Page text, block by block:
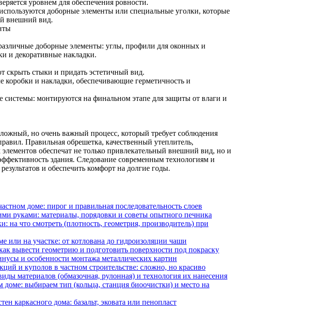
уровнем для обеспечения ровности.
доборные элементы или специальные уголки, которые
внешний вид.
доборные элементы: углы, профили для оконных и
и декоративные накладки.
стыки и придать эстетичный вид.
коробки и накладки, обеспечивающие герметичность и
монтируются на финальном этапе для защиты от влаги и
но очень важный процесс, который требует соблюдения
Правильная обрешетка, качественный утеплитель,
обеспечат не только привлекательный внешний вид, но и
здания. Следование современным технологиям и
и обеспечить комфорт на долгие годы.
доме: пирог и правильная последовательность слоев
руками: материалы, порядовки и советы опытного печника
на что смотреть (плотность, геометрия, производитель) при
или на участке: от котлована до гидроизоляции чаши
вывести геометрию и подготовить поверхности под покраску
и особенности монтажа металлических картин
и куполов в частном строительстве: сложно, но красиво
материалов (обмазочная, рулонная) и технология их нанесения
доме: выбираем тип (кольца, станция биоочистки) и место на
каркасного дома: базальт, эковата или пенопласт